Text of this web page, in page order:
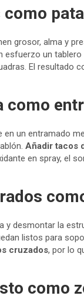
grosor, alma y
esfuerzo un tablero
El resultado
como
un entramado
Añadir tacos
en spray, el
y desmontar la
listos para
cruzados, por lo
como